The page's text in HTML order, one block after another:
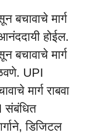
बचावाचे मार्ग
होईल.
बचावाचे मार्ग
UPI
मार्ग राबवा
संबंधित
डिजिटल